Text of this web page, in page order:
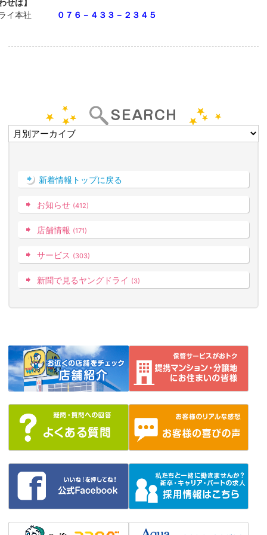
せは】
ライ本社
０７６－４３３－２３４５
新着情報トップに戻る
お知らせ (412)
店舗情報 (171)
サービス (303)
新聞で見るヤングドライ (3)